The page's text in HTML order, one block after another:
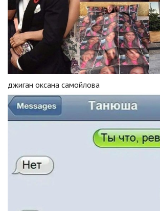
джиган оксана самойлова